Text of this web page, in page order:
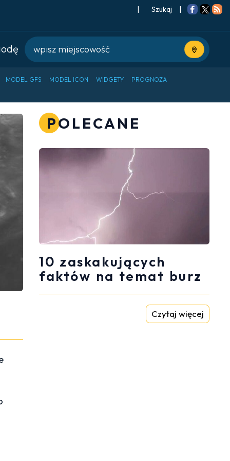
| |
Użyj
MODEL GFS MODEL ICON WIDGETY PROGNOZA
POLECANE
10 zaskakujących
faktów na temat burz
Czytaj więcej